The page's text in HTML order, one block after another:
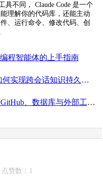
不同， Claude Code 是一个
理解你的代码库，还能主动
、运行命令、修改代码、创
程智能体的上手指南
Claude Code Memory 机制如何实现跨会话知识持久化
MCP:赋予 Claude Code连接GitHub、数据库与外部工具
赞数：1